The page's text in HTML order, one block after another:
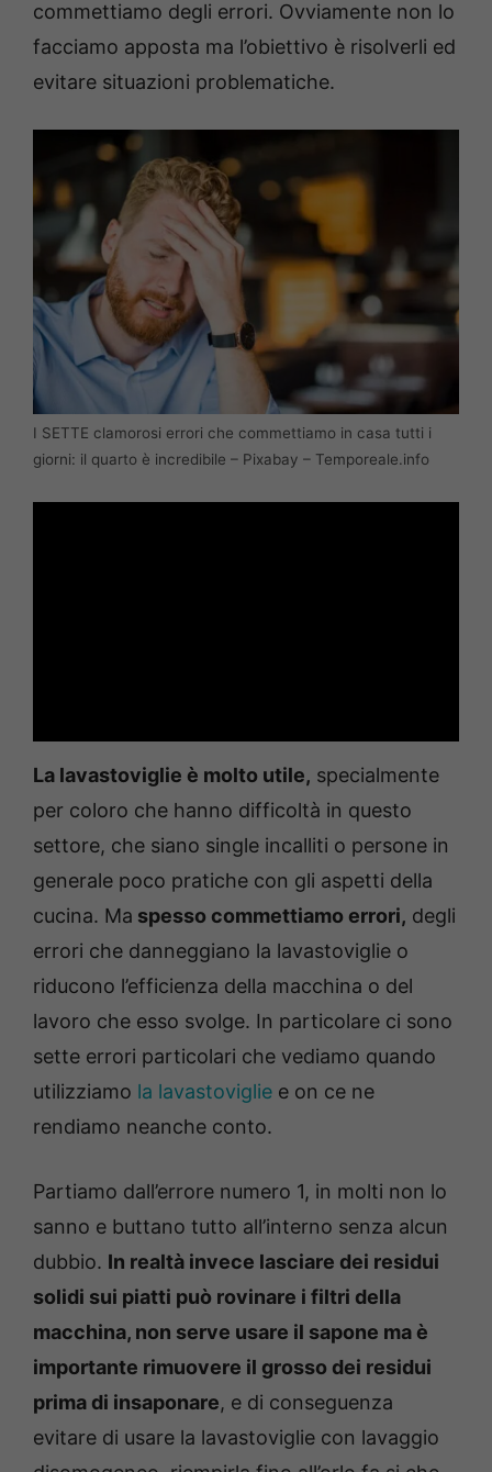
commettiamo degli errori. Ovviamente non lo
facciamo apposta ma l’obiettivo è risolverli ed
evitare situazioni problematiche.
I SETTE clamorosi errori che commettiamo in casa tutti i
giorni: il quarto è incredibile – Pixabay – Temporeale.info
La lavastoviglie è molto utile, specialmente
per coloro che hanno difficoltà in questo
settore, che siano single incalliti o persone in
generale poco pratiche con gli aspetti della
cucina. Ma spesso commettiamo errori, degli
errori che danneggiano la lavastoviglie o
riducono l’efficienza della macchina o del
lavoro che esso svolge. In particolare ci sono
sette errori particolari che vediamo quando
utilizziamo la lavastoviglie e on ce ne
rendiamo neanche conto.
Partiamo dall’errore numero 1, in molti non lo
sanno e buttano tutto all’interno senza alcun
dubbio. In realtà invece lasciare dei residui
solidi sui piatti può rovinare i filtri della
macchina, non serve usare il sapone ma è
importante rimuovere il grosso dei residui
prima di insaponare, e di conseguenza
evitare di usare la lavastoviglie con lavaggio